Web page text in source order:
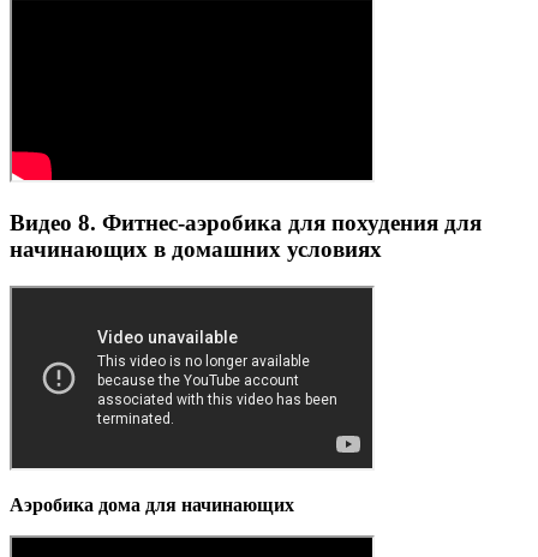
Видео 8. Фитнес-аэробика для похудения для
начинающих в домашних условиях
Аэробика дома для начинающих